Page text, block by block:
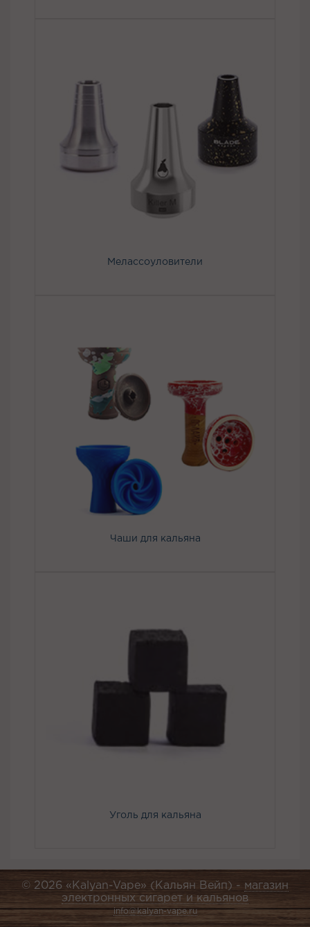
Мелассоуловители
Чаши для кальяна
Уголь для кальяна
© 2026 «Kalyan-Vape» (Кальян Вейп) - магазин
электронных сигарет и кальянов
info@kalyan-vape.ru